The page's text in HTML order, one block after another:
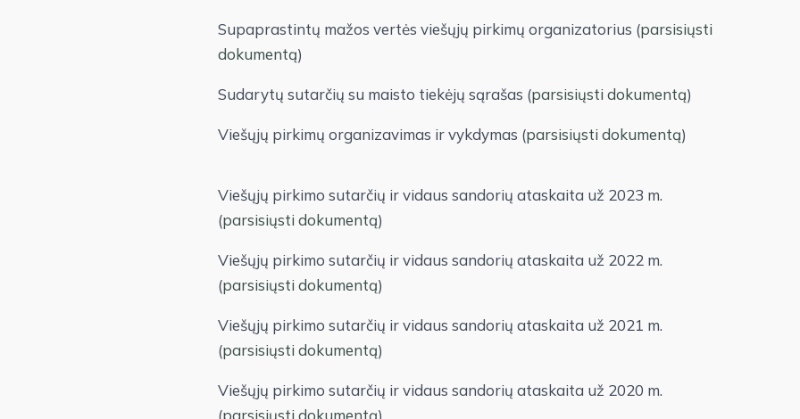
Supaprastintų mažos vertės viešųjų pirkimų organizatorius (parsisiųsti
dokumentą)
Sudarytų sutarčių su maisto tiekėjų sąrašas (parsisiųsti dokumentą)
Viešųjų pirkimų organizavimas ir vykdymas (parsisiųsti dokumentą)
Viešųjų pirkimo sutarčių ir vidaus sandorių ataskaita už 2023 m.
(parsisiųsti dokumentą)
Viešųjų pirkimo sutarčių ir vidaus sandorių ataskaita už 2022 m.
(parsisiųsti dokumentą)
Viešųjų pirkimo sutarčių ir vidaus sandorių ataskaita už 2021 m.
(parsisiųsti dokumentą)
Viešųjų pirkimo sutarčių ir vidaus sandorių ataskaita už 2020 m.
(parsisiųsti dokumentą)